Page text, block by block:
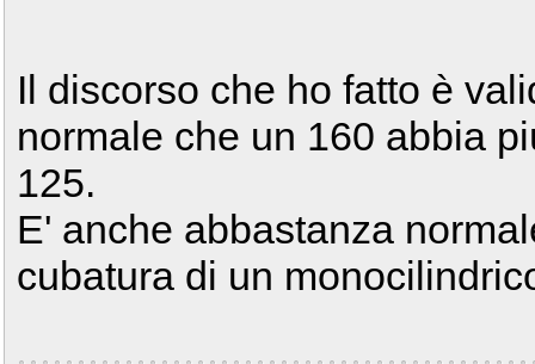
Il discorso che ho fatto è
normale che un 160 abbia
125.
E' anche abbastanza
cubatura di un